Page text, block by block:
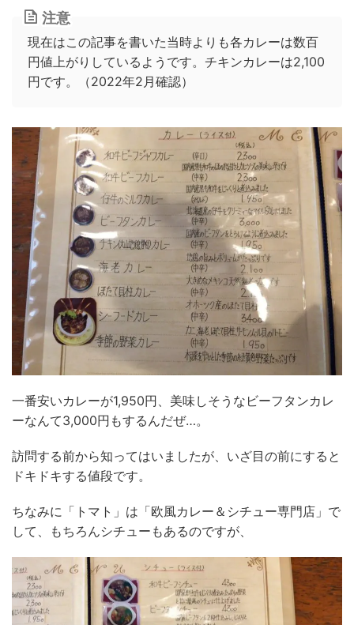
注意
現在はこの記事を書いた当時よりも各カレーは数百
円値上がりしているようです。チキンカレーは2,100
円です。（2022年2月確認）
一番安いカレーが1,950円、美味しそうなビーフタンカレ
ーなんて3,000円もするんだぜ…。
訪問する前から知ってはいましたが、いざ目の前にすると
ドキドキする値段です。
ちなみに「トマト」は「欧風カレー＆シチュー専門店」で
して、もちろんシチューもあるのですが、